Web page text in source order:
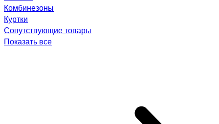
Комбинезоны
Куртки
Сопутствующие товары
Показать все